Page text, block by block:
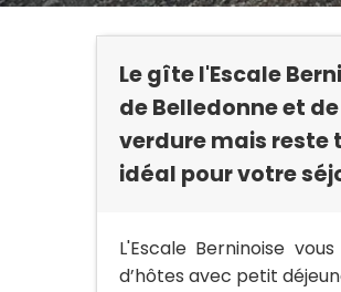
Le gîte l'Escale
de Belledonne et
verdure mais reste
idéal pour votre
L'Escale Berninoise
d’hôtes avec petit